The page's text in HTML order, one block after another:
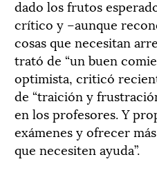
dado los frutos
crítico y –aunque
cosas que necesitan
trató de “un buen
optimista, criticó
de “traición y
en los profesores. Y
exámenes y ofrecer
que necesiten ayuda”.